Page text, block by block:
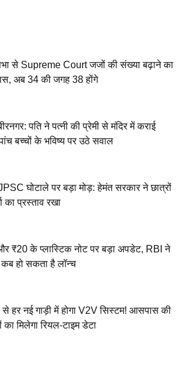
से Supreme Court जजों की संख्या बढ़ाने का
अब 34 की जगह 38 होंगे
पति ने पत्नी की प्रेमी से मंदिर में कराई
बच्चों के भविष्य पर उठे सवाल
घोटाले पर बड़ा मोड़: हेमंत सरकार ने छात्रों
का प्रस्ताव रखा
₹20 के प्लास्टिक नोट पर बड़ा अपडेट, RBI ने
कब हो सकता है लॉन्च
हर नई गाड़ी में होगा V2V सिस्टम! आसपास की
का मिलेगा रियल-टाइम डेटा